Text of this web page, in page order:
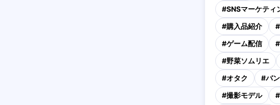
#SNSマーケティ
#購入品紹介 #
#ゲーム配信 #
#野菜ソムリエ
#オタク #バ
#撮影モデル #